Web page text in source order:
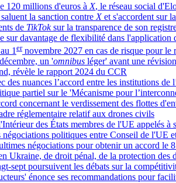
120 millions d'euros à X, le réseau social
la sanction contre Xet s'accordent sur
de TikToksur la transparence de son
sur davantage de flexibilité dans l'application
1 ernovembre 2027 en cas de risque pour le
un 'omnibus léger' avant une
révèle le rapport 2024 du CCR
des nuances l’accord entre les institutions de
partiel sur le 'Mécanisme pour
concernant le verdissement des flottes
réglementaire relatif aux drones civils
des États membres de l'UE appelés
politiques entre Conseil de l'UE
négociations pour obtenir un accord le
Ukraine, de droit pénal, de la protection
sept poursuivent les débats sur la
énonce ses recommandations pour